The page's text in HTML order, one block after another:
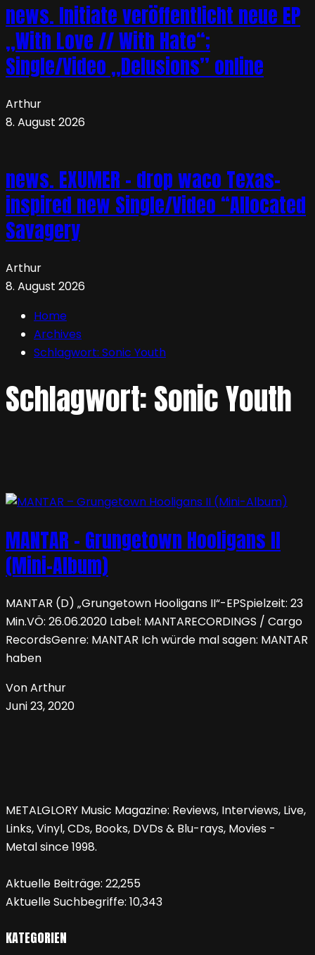
news. Initiate veröffentlicht neue EP
„With Love // With Hate“;
Single/Video „Delusions” online
Arthur
8. August 2026
news. EXUMER – drop waco Texas-
inspired new Single/Video “Allocated
Savagery
Arthur
8. August 2026
Home
Archives
Schlagwort: Sonic Youth
Schlagwort:Sonic Youth
MANTAR – Grungetown Hooligans II
(Mini-Album)
MANTAR (D) „Grungetown Hooligans II“-EPSpielzeit: 23
Min.VÖ: 26.06.2020 Label: MANTARECORDINGS / Cargo
RecordsGenre: MANTAR Ich würde mal sagen: MANTAR
haben
Von Arthur
Juni 23, 2020
METALGLORY Music Magazine: Reviews, Interviews, Live,
Links, Vinyl, CDs, Books, DVDs & Blu-rays, Movies -
Metal since 1998.
Aktuelle Beiträge: 22,255
Aktuelle Suchbegriffe: 10,343
KATEGORIEN